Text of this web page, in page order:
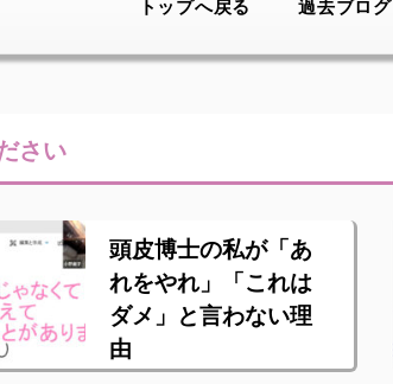
トップへ戻る 過去ブログ
さい
頭皮博士の私が「あ
れをやれ」「これは
ダメ」と言わない理
由